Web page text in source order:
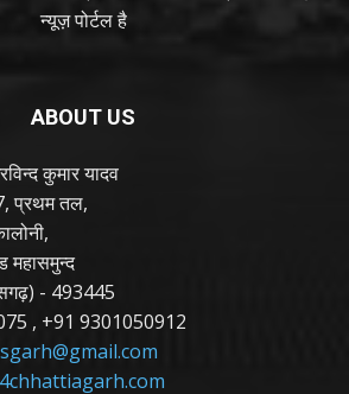
न्यूज़ पोर्टल है
ABOUT US
कुमार यादव
प्रथम तल,
- 493445
, +91 9301050912